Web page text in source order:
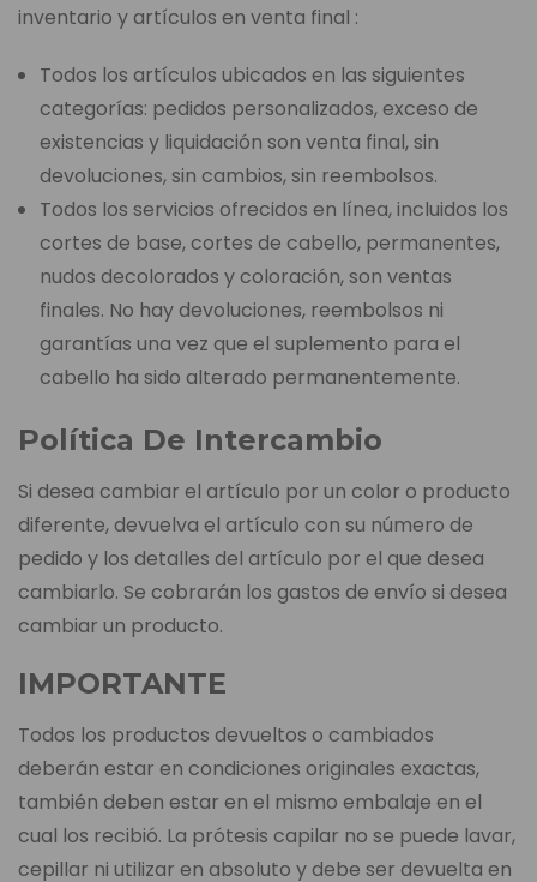
inventario y artículos en venta final :
Todos los artículos ubicados en las siguientes
categorías: pedidos personalizados, exceso de
existencias y liquidación son venta final, sin
devoluciones, sin cambios, sin reembolsos.
Todos los servicios ofrecidos en línea, incluidos los
cortes de base, cortes de cabello, permanentes,
nudos decolorados y coloración, son ventas
finales. No hay devoluciones, reembolsos ni
garantías una vez que el suplemento para el
cabello ha sido alterado permanentemente.
Política De Intercambio
Si desea cambiar el artículo por un color o producto
diferente, devuelva el artículo con su número de
pedido y los detalles del artículo por el que desea
cambiarlo. Se cobrarán los gastos de envío si desea
cambiar un producto.
IMPORTANTE
Todos los productos devueltos o cambiados
deberán estar en condiciones originales exactas,
también deben estar en el mismo embalaje en el
cual los recibió. La prótesis capilar no se puede lavar,
cepillar ni utilizar en absoluto y debe ser devuelta en